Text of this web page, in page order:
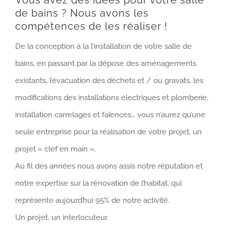
de bains ? Nous avons les
compétences de les réaliser !
De la conception à la l’installation de votre salle de
bains, en passant par la dépose des aménagements
existants, l’évacuation des déchets et / ou gravats, les
modifications des installations électriques et plomberie,
installation carrelages et faïences… vous n’aurez qu’une
seule entreprise pour la réalisation de votre projet, un
projet « clef en main ».
Au fil des années nous avons assis notre réputation et
notre expertise sur la rénovation de l’habitat, qui
représente aujourd’hui 95% de notre activité.
Un projet, un interlocuteur.